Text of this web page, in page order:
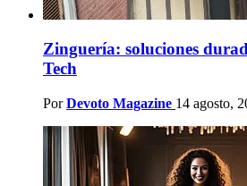
Zinguería: soluciones
Tech
Por Devoto Magazine 14 agosto,